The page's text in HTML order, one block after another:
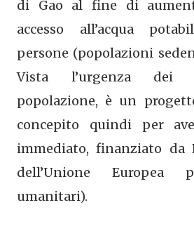
di Gao al fine di
accesso all’acqua
persone (popolazioni
Vista l’urgenza dei
popolazione, è un
concepito quindi per
immediato, finanziato da
dell’Unione
umanitari).